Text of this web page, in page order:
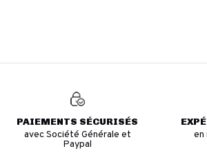
PAIEMENTS SÉCURISÉS
avec Société Générale et
Paypal
en